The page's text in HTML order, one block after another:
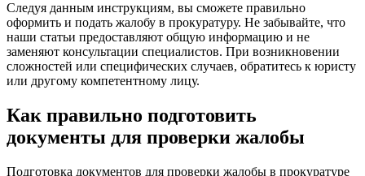
Следуя данным инструкциям, вы сможете правильно
оформить и подать жалобу в прокуратуру. Не забывайте, что
наши статьи предоставляют общую информацию и не
заменяют консультации специалистов. При возникновении
сложностей или специфических случаев, обратитесь к юристу
или другому компетентному лицу.
Как правильно подготовить
документы для проверки жалобы
Подготовка документов для проверки жалобы в прокуратуре